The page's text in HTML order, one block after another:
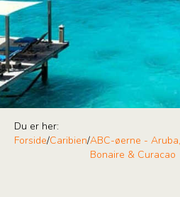
Du er her:
Forside/Caribien/ABC-øerne - Aruba,
Bonaire & Curacao